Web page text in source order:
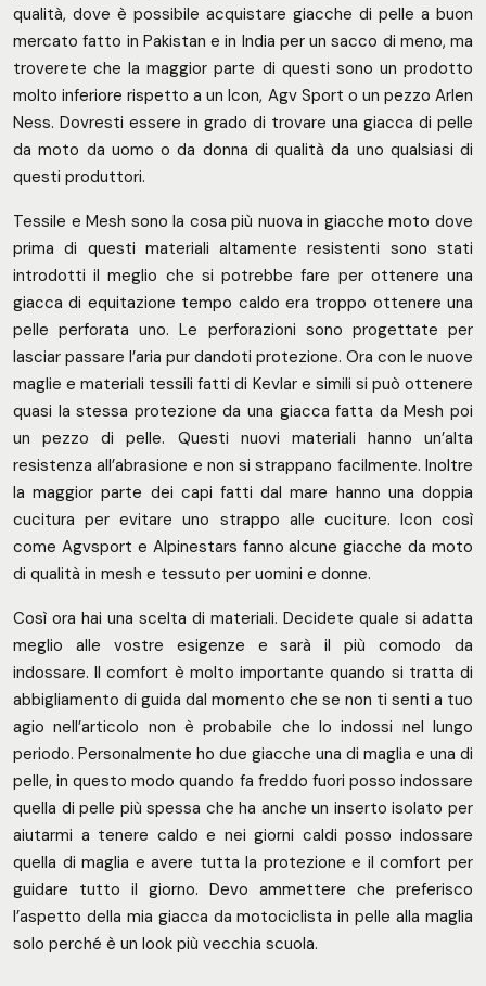
qualità, dove è possibile acquistare giacche di pelle a buon
mercato fatto in Pakistan e in India per un sacco di meno, ma
troverete che la maggior parte di questi sono un prodotto
molto inferiore rispetto a un Icon, Agv Sport o un pezzo Arlen
Ness. Dovresti essere in grado di trovare una giacca di pelle
da moto da uomo o da donna di qualità da uno qualsiasi di
questi produttori.
Tessile e Mesh sono la cosa più nuova in giacche moto dove
prima di questi materiali altamente resistenti sono stati
introdotti il meglio che si potrebbe fare per ottenere una
giacca di equitazione tempo caldo era troppo ottenere una
pelle perforata uno. Le perforazioni sono progettate per
lasciar passare l’aria pur dandoti protezione. Ora con le nuove
maglie e materiali tessili fatti di Kevlar e simili si può ottenere
quasi la stessa protezione da una giacca fatta da Mesh poi
un pezzo di pelle. Questi nuovi materiali hanno un’alta
resistenza all’abrasione e non si strappano facilmente. Inoltre
la maggior parte dei capi fatti dal mare hanno una doppia
cucitura per evitare uno strappo alle cuciture. Icon così
come Agvsport e Alpinestars fanno alcune giacche da moto
di qualità in mesh e tessuto per uomini e donne.
Così ora hai una scelta di materiali. Decidete quale si adatta
meglio alle vostre esigenze e sarà il più comodo da
indossare. Il comfort è molto importante quando si tratta di
abbigliamento di guida dal momento che se non ti senti a tuo
agio nell’articolo non è probabile che lo indossi nel lungo
periodo. Personalmente ho due giacche una di maglia e una di
pelle, in questo modo quando fa freddo fuori posso indossare
quella di pelle più spessa che ha anche un inserto isolato per
aiutarmi a tenere caldo e nei giorni caldi posso indossare
quella di maglia e avere tutta la protezione e il comfort per
guidare tutto il giorno. Devo ammettere che preferisco
l’aspetto della mia giacca da motociclista in pelle alla maglia
solo perché è un look più vecchia scuola.